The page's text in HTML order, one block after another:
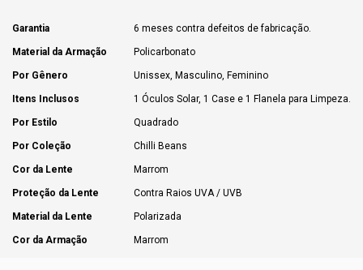
Garantia 6 meses contra defeitos de fabricação.
Material da Armação Policarbonato
Por Gênero Unissex, Masculino, Feminino
Itens Inclusos 1 Óculos Solar, 1 Case e 1 Flanela para Limpeza.
Por Estilo Quadrado
Por Coleção Chilli Beans
Cor da Lente Marrom
Proteção da Lente Contra Raios UVA / UVB
Material da Lente Polarizada
Cor da Armação Marrom